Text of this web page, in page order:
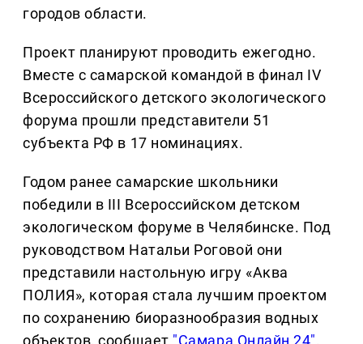
городов области.
Проект планируют проводить ежегодно.
Вместе с самарской командой в финал IV
Всероссийского детского экологического
форума прошли представители 51
субъекта РФ в 17 номинациях.
Годом ранее самарские школьники
победили в III Всероссийском детском
экологическом форуме в Челябинске. Под
руководством Натальи Роговой они
представили настольную игру «Аква
ПОЛИЯ», которая стала лучшим проектом
по сохранению биоразнообразия водных
объектов, сообщает "Самара Онлайн 24".